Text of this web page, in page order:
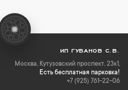
ИП ГУБАНОВ С.В.
Москва, Кутузовский проспект, 23к1,
Есть бесплатная парковка!
+7 (925) 761-22-06